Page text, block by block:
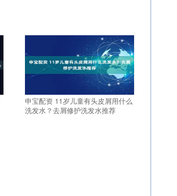
申宝配资 11岁儿童有头皮屑用什么
洗发水？去屑修护洗发水推荐